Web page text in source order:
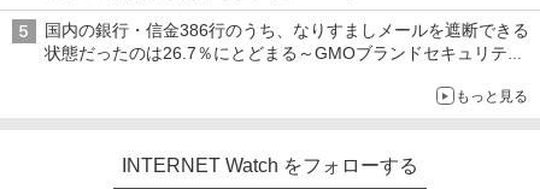
国内の銀行・信金386行のうち、なりすましメールを遮断できる
状態だったのは26.7％にとどまる～GMOブランドセキュリティ
もっと見る
INTERNET Watch をフォローする